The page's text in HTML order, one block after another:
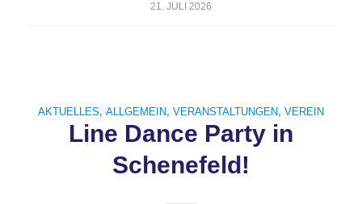
21. JULI 2026
AKTUELLES, ALLGEMEIN, VERANSTALTUNGEN, VEREIN
Line Dance Party in
Schenefeld!